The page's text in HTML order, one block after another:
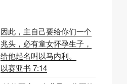
因此，主自己要给你们一个
兆头，必有童女怀孕生子，
给他起名叫以马内利。
以赛亚书 7:14